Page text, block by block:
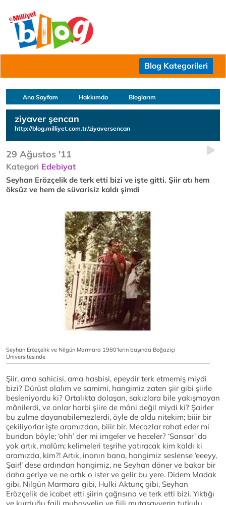
Blog Kategorileri
Ana Sayfam Hakkımda Bloglarım
ziyaver şencan
http://blog.milliyet.com.tr/ziyaversencan
29 Ağustos '11
Kategori Edebiyat
Seyhan Erözçelik de terk etti bizi ve işte gitti. Şiir atı hem
öksüz ve hem de süvarisiz kaldı şimdi
Seyhan Erözçelik ve Nilgün Marmara 1980'lerin başında Boğaziçi
Üniversitesinde
Şiir, ama sahicisi, ama hasbisi, epeydir terk etmemiş miydi
bizi? Dürüst olalım ve samimi, hangimiz zaten şiir gibi şiirle
besleniyordu ki? Ortalıkta dolaşan, sakızlara bile yakışmayan
mânilerdi, ve onlar harbi şiire de mâni değil miydi ki? Şairler
bu zulme dayanabilemezlerdi, öyle de oldu nitekim; biiir bir
çekiliyorlar işte aramızdan, biiir bir. Mecazlar rahat eder mi
bundan böyle; ‘ohh’ der mi imgeler ve heceler? ‘Sansar’ da
yok artık, malûm; kelimeleri teşrihe yatıracak kim kaldı ki
aramızda, kim?! Artık, inanın bana, hangimiz seslense ‘eeeyy,
Şair!’ dese ardından hangimiz, ne Seyhan döner ve bakar bir
daha geriye ve ne artık o ister ve gelir bu yere. Didem Madak
gibi, Nilgün Marmara gibi, Hulki Aktunç gibi, Seyhan
Erözçelik de icabet etti şiirin çağrısına ve terk etti bizi. Yıktığı